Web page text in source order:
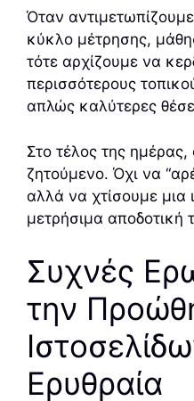
Όταν
κύκλο μέτρησης,
τότε αρχίζουμε να
περισσότερους
απλώς καλύτερες
Στο τέλος της ημέρας,
ζητούμενο. Όχι να
αλλά να χτίσουμε μια
μετρήσιμα αποδοτική
Συχνές
την
Ερυθραία